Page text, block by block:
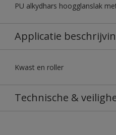
PU alkydhars hoogglanslak
Applicatie
Kwast en roller
Technische &